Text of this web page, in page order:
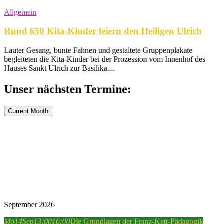
Allgemein
Rund 650 Kita-Kinder feiern den Heiligen Ulrich
Lauter Gesang, bunte Fahnen und gestaltete Gruppenplakate
begleiteten die Kita-Kinder bei der Prozession vom Innenhof des
Hauses Sankt Ulrich zur Basilika....
Unser nächsten Termine:
Current Month
September 2026
Mo14Sep13:0016:00Die Grundlagen der Franz-Kett-Pädagogik